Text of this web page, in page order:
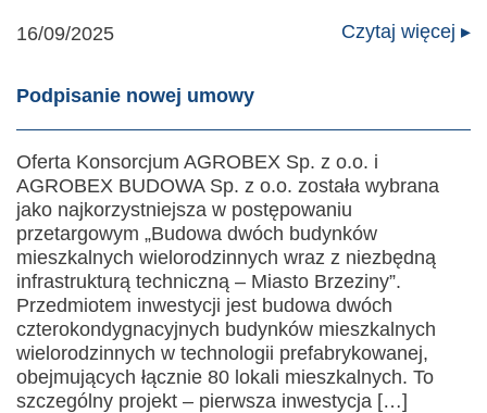
16/09/2025 Czytaj więcej ▸
Podpisanie nowej umowy
Oferta Konsorcjum AGROBEX Sp. z o.o. i
AGROBEX BUDOWA Sp. z o.o. została wybrana
jako najkorzystniejsza w postępowaniu
przetargowym „Budowa dwóch budynków
mieszkalnych wielorodzinnych wraz z niezbędną
infrastrukturą techniczną – Miasto Brzeziny”.
Przedmiotem inwestycji jest budowa dwóch
czterokondygnacyjnych budynków mieszkalnych
wielorodzinnych w technologii prefabrykowanej,
obejmujących łącznie 80 lokali mieszkalnych. To
szczególny projekt – pierwsza inwestycja […]